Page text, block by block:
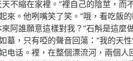
不縮在家裡。”裡自己的陰莖，
。他咧嘴笑了笑。”哦，看吃飯
阿誰願意這樣對我？”石斛是這
墓，只有啞的聲音回蕩：“我的天
电话。裡，在整個漂流河，兩個